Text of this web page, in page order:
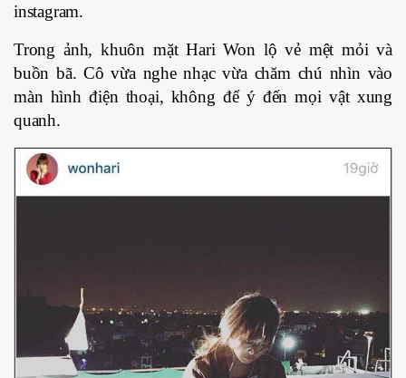
instagram.
Trong ảnh, khuôn mặt Hari Won lộ vẻ mệt mỏi và
buồn bã. Cô vừa nghe nhạc vừa chăm chú nhìn vào
màn hình điện thoại, không để ý đến mọi vật xung
quanh.